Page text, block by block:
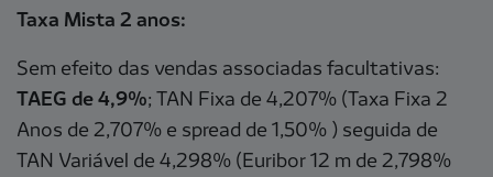
Taxa Mista 2 anos:
Sem efeito das vendas associadas facultativas:
TAEG de 4,9%; TAN Fixa de 4,207% (Taxa Fixa 2
Anos de 2,707% e spread de 1,50% ) seguida de
TAN Variável de 4,298% (Euribor 12 m de 2,798%